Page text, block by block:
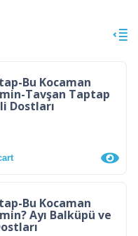
Bu Kocaman
Tavşan Taptap
Dostları
Bu Kocaman
Ayı Balküpü ve